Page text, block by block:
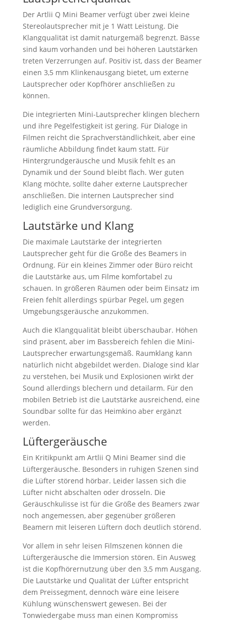
Der Artlii Q Mini Beamer verfügt über zwei kleine
Stereolautsprecher mit je 1 Watt Leistung. Die
Klangqualität ist damit naturgemäß begrenzt. Bässe
sind kaum vorhanden und bei höheren Lautstärken
treten Verzerrungen auf. Positiv ist, dass der Beamer
einen 3,5 mm Klinkenausgang bietet, um externe
Lautsprecher oder Kopfhörer anschließen zu
können.
Die integrierten Mini-Lautsprecher klingen blechern
und ihre Pegelfestigkeit ist gering. Für Dialoge in
Filmen reicht die Sprachverständlichkeit, aber eine
räumliche Abbildung findet kaum statt. Für
Hintergrundgeräusche und Musik fehlt es an
Dynamik und der Sound bleibt flach. Wer guten
Klang möchte, sollte daher externe Lautsprecher
anschließen. Die internen Lautsprecher sind
lediglich eine Grundversorgung.
Lautstärke und Klang
Die maximale Lautstärke der integrierten
Lautsprecher geht für die Größe des Beamers in
Ordnung. Für ein kleines Zimmer oder Büro reicht
die Lautstärke aus, um Filme komfortabel zu
schauen. In größeren Räumen oder beim Einsatz im
Freien fehlt allerdings spürbar Pegel, um gegen
Umgebungsgeräusche anzukommen.
Auch die Klangqualität bleibt überschaubar. Höhen
sind präsent, aber im Bassbereich fehlen die Mini-
Lautsprecher erwartungsgemäß. Raumklang kann
natürlich nicht abgebildet werden. Dialoge sind klar
zu verstehen, bei Musik und Explosionen wirkt der
Sound allerdings blechern und detailarm. Für den
mobilen Betrieb ist die Lautstärke ausreichend, eine
Soundbar sollte für das Heimkino aber ergänzt
werden.
Lüftergeräusche
Ein Kritikpunkt am Artlii Q Mini Beamer sind die
Lüftergeräusche. Besonders in ruhigen Szenen sind
die Lüfter störend hörbar. Leider lassen sich die
Lüfter nicht abschalten oder drosseln. Die
Geräuschkulisse ist für die Größe des Beamers zwar
noch angemessen, aber gegenüber größeren
Beamern mit leiseren Lüftern doch deutlich störend.
Vor allem in sehr leisen Filmszenen können die
Lüftergeräusche die Immersion stören. Ein Ausweg
ist die Kopfhörernutzung über den 3,5 mm Ausgang.
Die Lautstärke und Qualität der Lüfter entspricht
dem Preissegment, dennoch wäre eine leisere
Kühlung wünschenswert gewesen. Bei der
Tonwiedergabe muss man einen Kompromiss